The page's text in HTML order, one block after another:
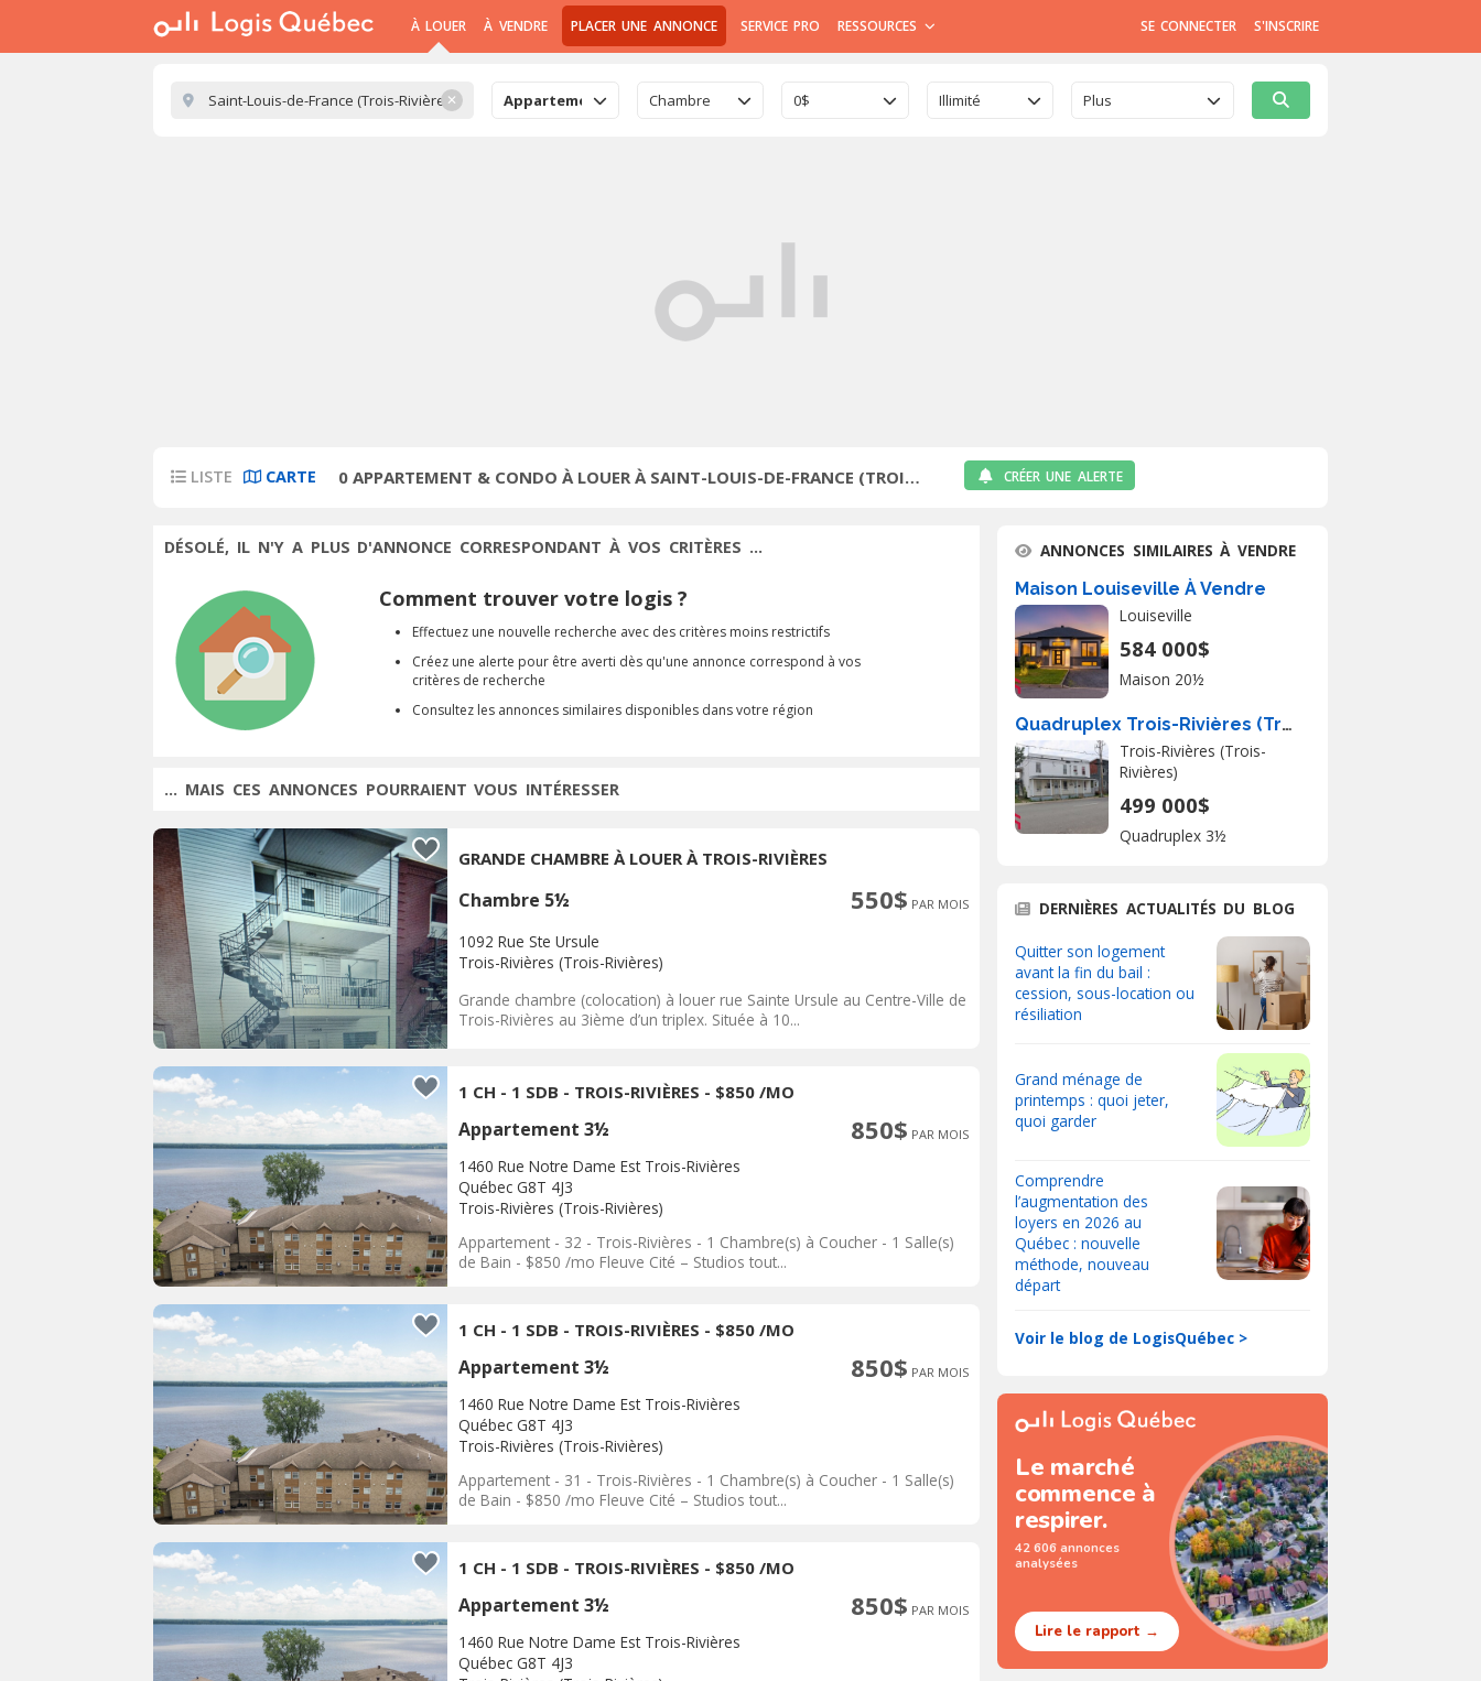
À LOUER À VENDRE PLACER UNE ANNONCE SERVICE PRO RESSOURCES SE CONNECTER S'INSCRIRE
✕ Appartement & CondoChambre 0$ Illimité Plus
LISTE CARTE 0 APPARTEMENT & CONDO À LOUER À SAINT-LOUIS-DE-FRANCE (TROIS-RIVIÈRES) CRÉER UNE ALERTE
DÉSOLÉ, IL N'Y A PLUS D'ANNONCE CORRESPONDANT À VOS CRITÈRES ...
Comment trouver votre logis ?
Effectuez une nouvelle recherche avec des critères moins restrictifs
Créez une alerte pour être averti dès qu'une annonce correspond à vos
critères de recherche
Consultez les annonces similaires disponibles dans votre région
... MAIS CES ANNONCES POURRAIENT VOUS INTÉRESSER
GRANDE CHAMBRE À LOUER À TROIS-RIVIÈRES
Chambre 5½ 550$ PAR MOIS
1092 Rue Ste Ursule
Trois-Rivières (Trois-Rivières)
Grande chambre (colocation) à louer rue Sainte Ursule au Centre-Ville de
Trois-Rivières au 3ième d’un triplex. Située à 10...
1 CH - 1 SDB - TROIS-RIVIÈRES - $850 /MO
Appartement 3½ 850$ PAR MOIS
1460 Rue Notre Dame Est Trois-Rivières
Québec G8T 4J3
Trois-Rivières (Trois-Rivières)
Appartement - 32 - Trois-Rivières - 1 Chambre(s) à Coucher - 1 Salle(s)
de Bain - $850 /mo Fleuve Cité – Studios tout...
1 CH - 1 SDB - TROIS-RIVIÈRES - $850 /MO
Appartement 3½ 850$ PAR MOIS
1460 Rue Notre Dame Est Trois-Rivières
Québec G8T 4J3
Trois-Rivières (Trois-Rivières)
Appartement - 31 - Trois-Rivières - 1 Chambre(s) à Coucher - 1 Salle(s)
de Bain - $850 /mo Fleuve Cité – Studios tout...
1 CH - 1 SDB - TROIS-RIVIÈRES - $850 /MO
Appartement 3½ 850$ PAR MOIS
1460 Rue Notre Dame Est Trois-Rivières
Québec G8T 4J3
ANNONCES SIMILAIRES À VENDRE
Maison Louiseville À Vendre
Louiseville
584 000$
Maison 20½
Quadruplex Trois-Rivières (Trois-Rivières) À Vendre
Trois-Rivières (Trois-
Rivières)
499 000$
Quadruplex 3½
DERNIÈRES ACTUALITÉS DU BLOG
Quitter son logement
avant la fin du bail :
cession, sous-location ou
résiliation
Grand ménage de
printemps : quoi jeter,
quoi garder
Comprendre
l’augmentation des
loyers en 2026 au
Québec : nouvelle
méthode, nouveau
départ
Voir le blog de LogisQuébec >
Le marché
commence à
respirer.
42 606 annonces
analysées
Lire le rapport →